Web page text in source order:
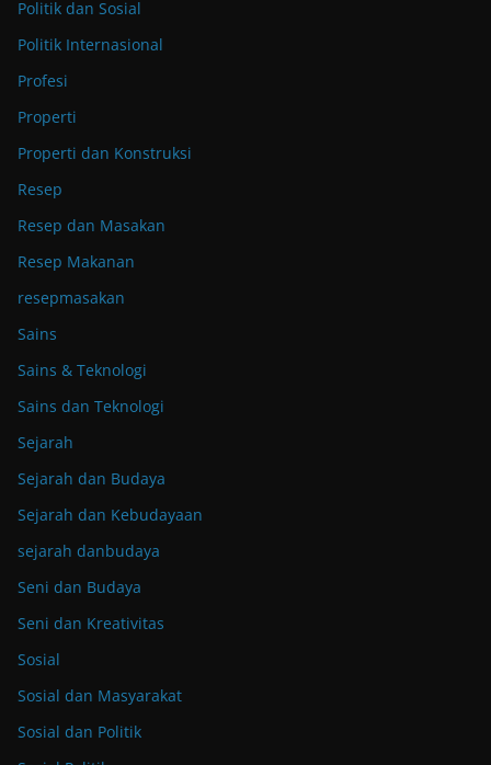
Politik dan Sosial
Politik Internasional
Profesi
Properti
Properti dan Konstruksi
Resep
Resep dan Masakan
Resep Makanan
resepmasakan
Sains
Sains & Teknologi
Sains dan Teknologi
Sejarah
Sejarah dan Budaya
Sejarah dan Kebudayaan
sejarah danbudaya
Seni dan Budaya
Seni dan Kreativitas
Sosial
Sosial dan Masyarakat
Sosial dan Politik